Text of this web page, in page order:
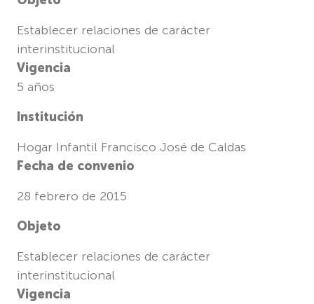
Establecer relaciones de carácter
interinstitucional
Vigencia
5 años
Institución
Hogar Infantil Francisco José de Caldas
Fecha de convenio
28 febrero de 2015
Objeto
Establecer relaciones de carácter
interinstitucional
Vigencia